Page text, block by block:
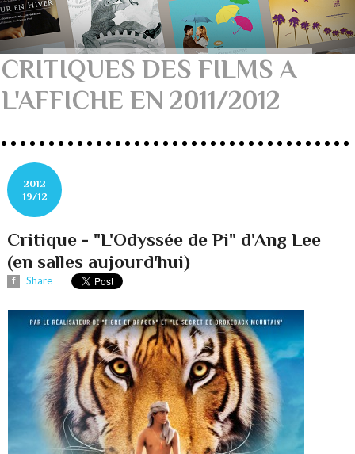
CRITIQUES DES FILMS A
L'AFFICHE EN 2011/2012
2012
19/12
Critique - "L'Odyssée de Pi" d'Ang Lee
(en salles aujourd'hui)
Share